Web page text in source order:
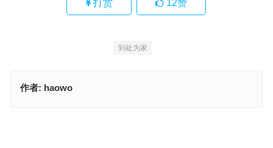
打赏 12赞
到处为家
作者: haowo